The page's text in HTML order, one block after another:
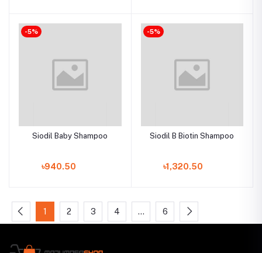
-5%
Siodil Baby Shampoo
৳940.50
-5%
Siodil B Biotin Shampoo
৳1,320.50
1 2 3 4 … 6